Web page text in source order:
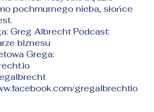
pochmurnego nieba, słońce
Greg Albrecht Podcast:
biznesu
Grega:
gregalbrechtio